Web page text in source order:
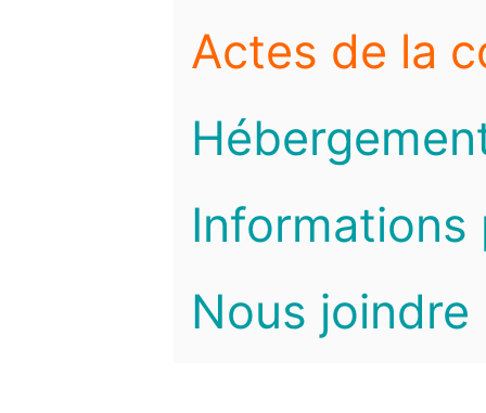
Actes de la
Informations
Nous joindre